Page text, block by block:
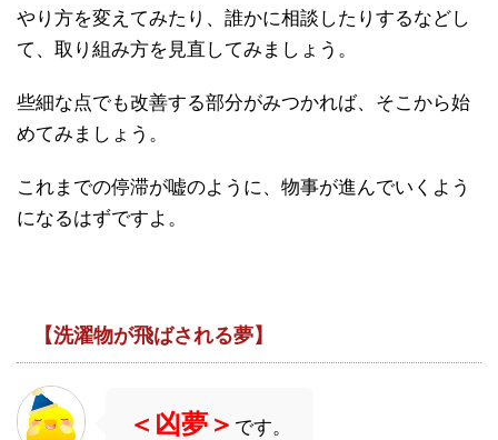
やり方を変えてみたり、誰かに相談したりするなどし
て、取り組み方を見直してみましょう。
些細な点でも改善する部分がみつかれば、そこから始
めてみましょう。
これまでの停滞が嘘のように、物事が進んでいくよう
になるはずですよ。
【洗濯物が飛ばされる夢】
＜凶夢＞ です。